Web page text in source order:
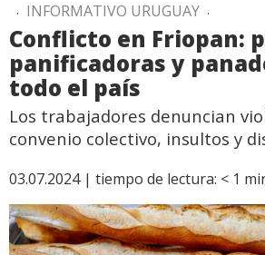
. INFORMATIVO URUGUAY .
Conflicto en Friopan:
panificadoras y
todo el país
Los trabajadores denuncian
convenio colectivo, insultos y
03.07.2024 | tiempo de lectura: < 1